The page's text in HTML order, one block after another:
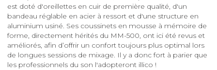
est doté d'oreillettes en cuir de première qualité, d'un
bandeau réglable en acier à ressort et d'une structure en
aluminium usiné. Ses coussinets en mousse à mémoire de
forme, directement hérités du MM-500, ont ici été revus et
améliorés, afin d’offrir un confort toujours plus optimal lors
de longues sessions de mixage. Il y a donc fort à parier que
les professionnels du son l'adopteront illico !